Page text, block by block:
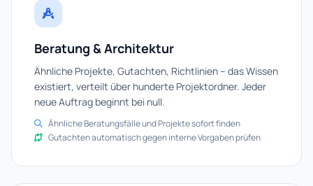
Beratung & Architektur
Ähnliche Projekte, Gutachten, Richtlinien – das Wissen
existiert, verteilt über hunderte Projektordner. Jeder
neue Auftrag beginnt bei null.
Ähnliche Beratungsfälle und Projekte sofort finden
Gutachten automatisch gegen interne Vorgaben prüfen